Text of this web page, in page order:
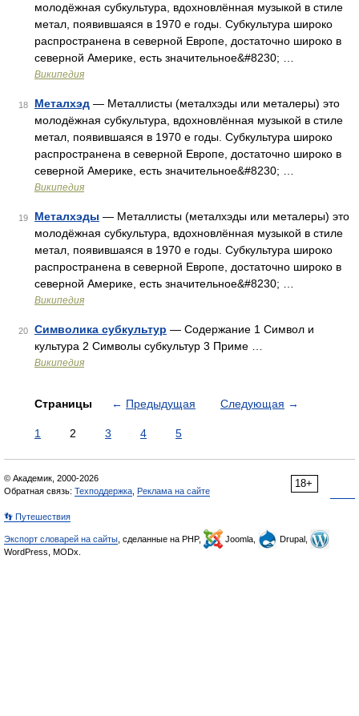
молодёжная субкультура, вдохновлённая музыкой в стиле
метал, появившаяся в 1970 е годы. Субкультура широко
распространена в северной Европе, достаточно широко в
северной Америке, есть значительное&#8230; …
Википедия
18 Металхэд — Металлисты (металхэды или металеры) это
молодёжная субкультура, вдохновлённая музыкой в стиле
метал, появившаяся в 1970 е годы. Субкультура широко
распространена в северной Европе, достаточно широко в
северной Америке, есть значительное&#8230; …
Википедия
19 Металхэды — Металлисты (металхэды или металеры) это
молодёжная субкультура, вдохновлённая музыкой в стиле
метал, появившаяся в 1970 е годы. Субкультура широко
распространена в северной Европе, достаточно широко в
северной Америке, есть значительное&#8230; …
Википедия
20 Символика субкультур — Содержание 1 Символ и
культура 2 Символы субкультур 3 Приме …
Википедия
Страницы ← Предыдущая Следующая →
1 2 3 4 5
18+
© Академик, 2000-2026
Обратная связь: Техподдержка Реклама на сайте
👣 Путешествия
Экспорт словарей на сайты , сделанные на PHP, Joomla,
Drupal,
WordPress, MODx.